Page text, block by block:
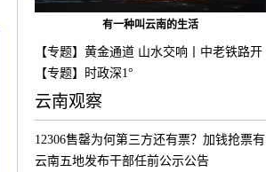
有一种叫云南的生活
【专题】黄金通道 山水交响丨中老铁路开
通
【专题】时政深1°
云南观察
12306售罄为何第三方还有票？加钱抢票有
用
云南五地发布干部任前公示公告